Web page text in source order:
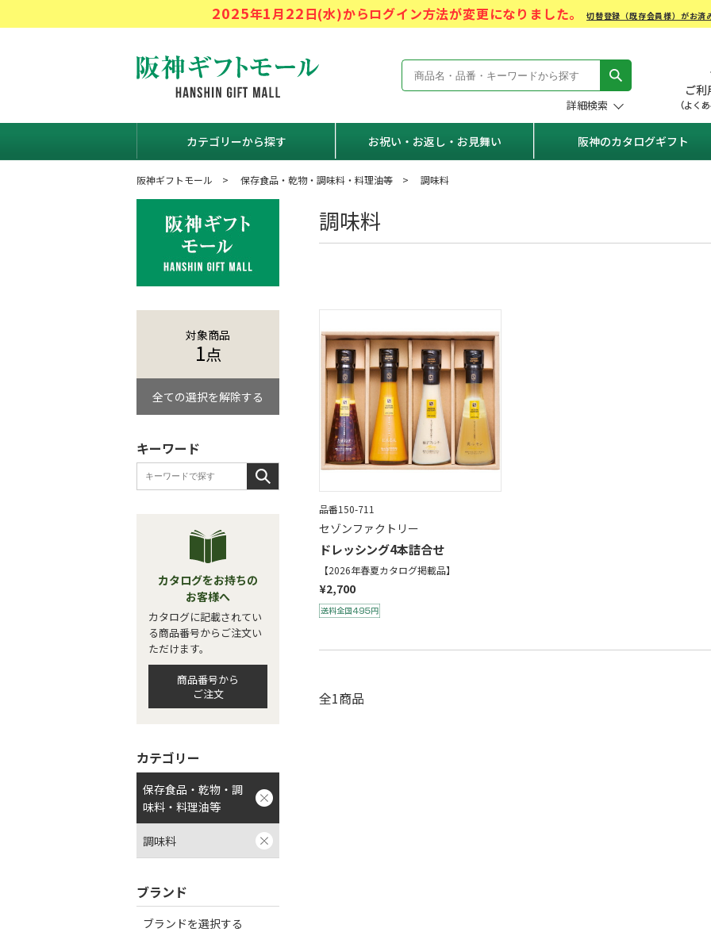
2025年1月22日(水)からログイン方法が変更になりました。切替登録（既存会員様）がお済
阪神ギフトモール Hanshin Gift Mall
詳細検索
カテゴリーから探す お祝い・お返し・お見舞い 阪神のカタログギフト
阪神ギフトモール 保存食品・乾物・調味料・料理油等 調味料
調味料
品番150-711
セゾンファクトリー
ドレッシング4本詰合せ
【2026年春夏カタログ掲載品】
¥2,700
全1商品
対象商品
1点
全ての選択を解除する
キーワード
カタログをお持ちの
お客様へ
カタログに記載されてい
る商品番号からご注文い
ただけます。
商品番号から
ご注文
カテゴリー
保存食品・乾物・調
味料・料理油等
調味料
ブランド
ブランドを選択する